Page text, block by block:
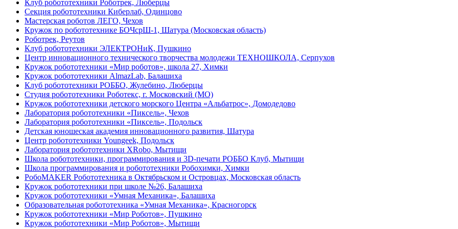
Клуб робототехники Роботрек, Люберцы
Секция робототехники Киберлаб, Одинцово
Мастерская роботов ЛЕГО, Чехов
Кружок по робототехнике БОЧсрШ-1, Шатура (Московская область)
Роботрек, Реутов
Клуб робототехники ЭЛЕКТРОНиК, Пушкино
Центр инновационного технического творчества молодежи ТЕХНОШКОЛА, Серпухов
Кружок робототехники «Мир роботов», школа 27, Химки
Кружок робототехники AlmazLab, Балашиха
Клуб робототехники РОББО, Жулебино, Люберцы
Студия робототехники Роботекс, г. Московский (МО)
Кружок робототехники детского морского Центра «Альбатрос», Домодедово
Лаборатория робототехники «Пиксель», Чехов
Лаборатория робототехники «Пиксель», Подольск
Детская юношеская академия инновационного развития, Шатура
Центр робототехники Youngeek, Подольск
Лаборатория робототехники XRobo, Мытищи
Школа робототехники, программирования и 3D-печати РОББО Клуб, Мытищи
Школа программирования и робототехники Робохимки, Химки
РобоMAKER Робототехника в Октябрьском и Островцах, Московская область
Кружок робототехники при школе №26, Балашиха
Кружок робототехники «Умная Механика», Балашиха
Образовательная робототехника «Умная Механика», Красногорск
Кружок робототехники «Мир Роботов», Пушкино
Кружок робототехники «Мир Роботов», Мытищи